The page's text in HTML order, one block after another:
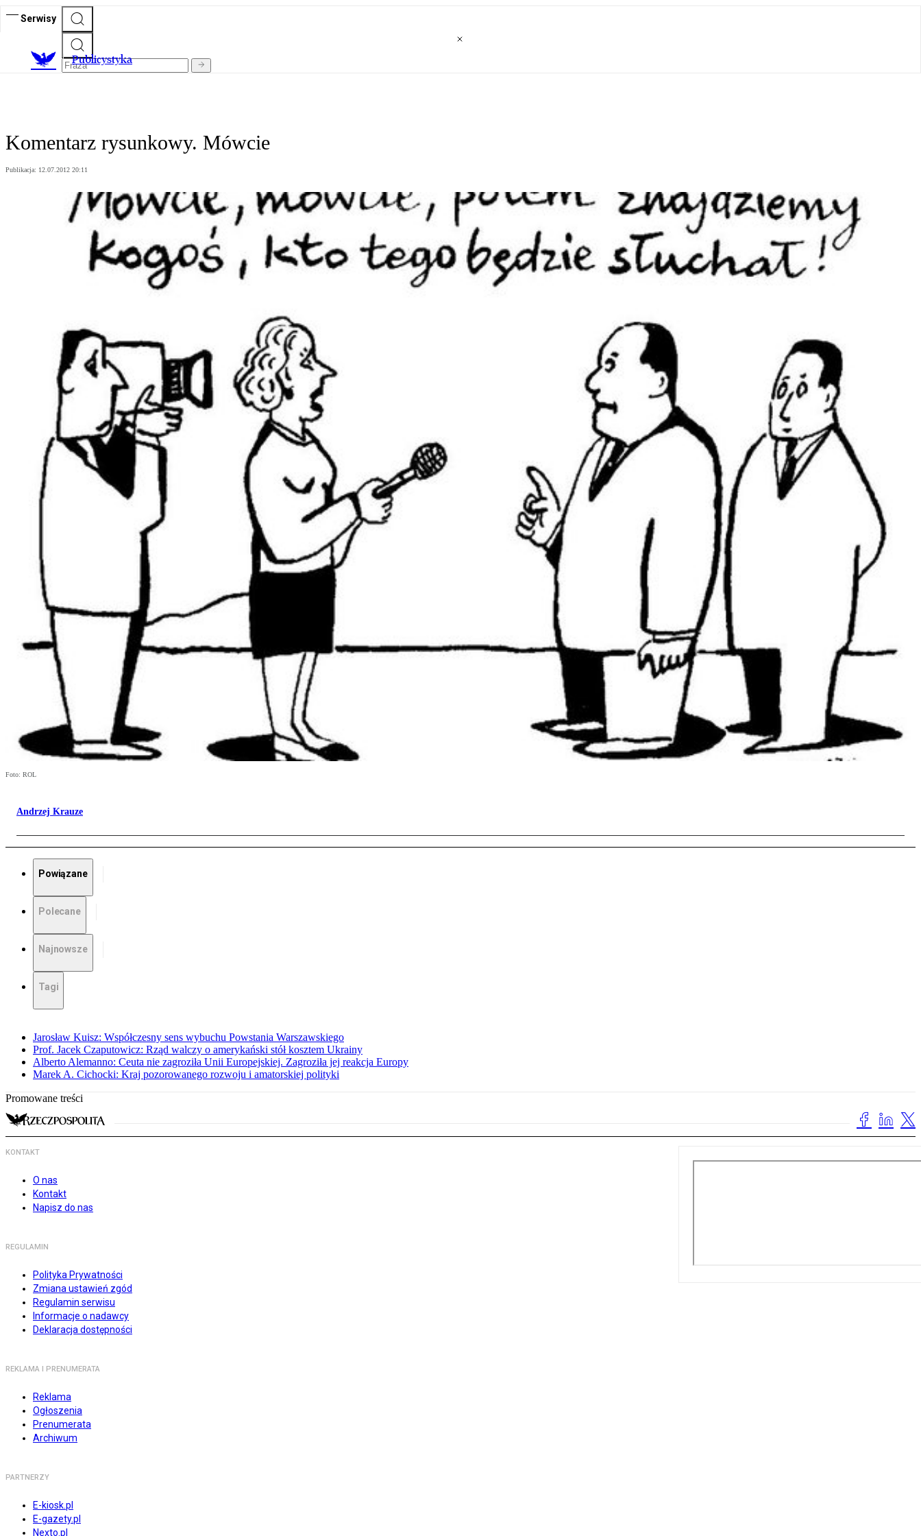
Serwisy
Publicystyka
Komentarz rysunkowy. Mówcie
Publikacja: 12.07.2012 20:11
Foto: ROL
Andrzej Krauze
Powiązane
Polecane
Najnowsze
Tagi
Jarosław Kuisz: Współczesny sens wybuchu Powstania Warszawskiego
Prof. Jacek Czaputowicz: Rząd walczy o amerykański stół kosztem Ukrainy
Alberto Alemanno: Ceuta nie zagroziła Unii Europejskiej. Zagroziła jej reakcja Europy
Marek A. Cichocki: Kraj pozorowanego rozwoju i amatorskiej polityki
Promowane treści
KONTAKT
O nas
Kontakt
Napisz do nas
REGULAMIN
Polityka Prywatności
Zmiana ustawień zgód
Regulamin serwisu
Informacje o nadawcy
Deklaracja dostępności
REKLAMA I PRENUMERATA
Reklama
Ogłoszenia
Prenumerata
Archiwum
PARTNERZY
E-kiosk.pl
E-gazety.pl
Nexto.pl